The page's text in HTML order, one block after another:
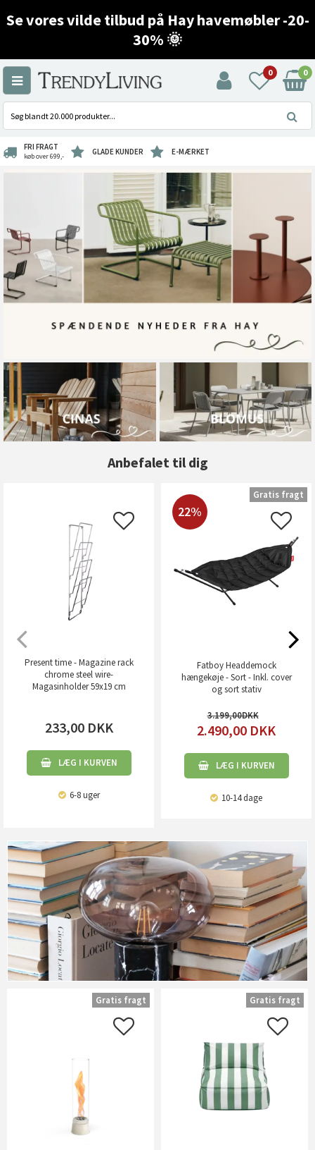
Se vores vilde tilbud på Hay havemøbler -20-
30% 🌞
0 0
FRI FRAGT
køb over 699,- GLADE KUNDER E-MÆRKET
Anbefalet til dig
Present time - Magazine rack
chrome steel wire-
Magasinholder 59x19 cm
233,00 DKK
LÆG I KURVEN
6-8 uger
22%
Fatboy Headdemock
hængekøje - Sort - Inkl. cover
og sort stativ
3.199,00
2.490,00 DKK
LÆG I KURVEN
10-14 dage
Gratis fragt
Gratis fragt Gratis fragt